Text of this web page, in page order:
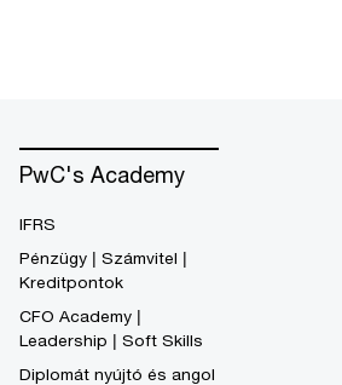
PwC's Academy
IFRS
Pénzügy | Számvitel |
Kreditpontok
CFO Academy |
Leadership | Soft Skills
Diplomát nyújtó és angol